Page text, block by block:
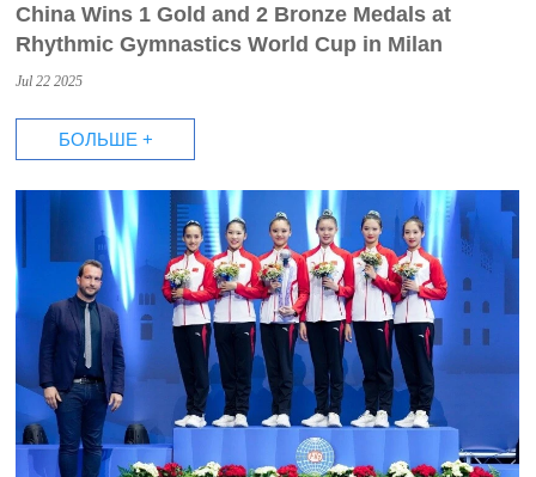
China Wins 1 Gold and 2 Bronze Medals at
Rhythmic Gymnastics World Cup in Milan
Jul 22 2025
БОЛЬШЕ +